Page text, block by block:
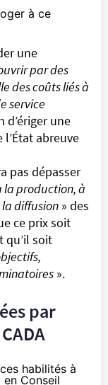
à ce
une
par des
des coûts liés à
service
d’ériger une
abreuve
pas dépasser
la production, à
diffusion » des
ce prix soit
qu’il soit
».
par
habilités à
Conseil